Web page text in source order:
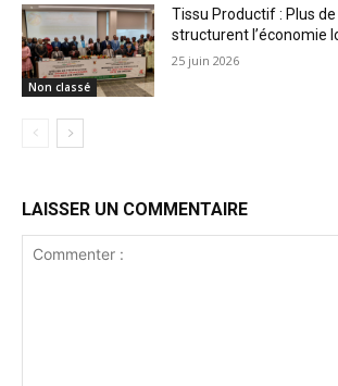
Non classé
Tissu Productif : Plus
structurent l’économie
25 juin 2026
LAISSER UN COMMENTAIRE